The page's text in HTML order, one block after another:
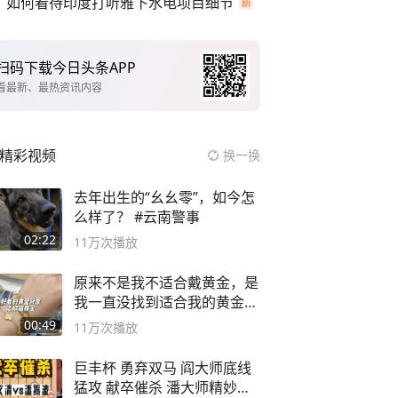
码下载今日头条APP
最新、最热资讯内容
精彩视频 换一换
02:22
去年出生的“幺幺零”，如今怎
么样了？ #云南警事
11万次播放
00:49
原来不是我不适合戴黄金，是
我一直没找到适合我的黄金
😭
11万次播放
巨丰杯 勇弃双马 阎大师底线
猛攻 献卒催杀 潘大师精妙入